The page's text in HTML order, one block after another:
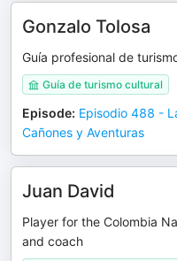
Gonzalo Tolosa
Guía profesional de
Guía de turismo cultural
Episode: Episodio 488 -
Cañones y Aventuras
Juan David
Player for the Colombia
and coach